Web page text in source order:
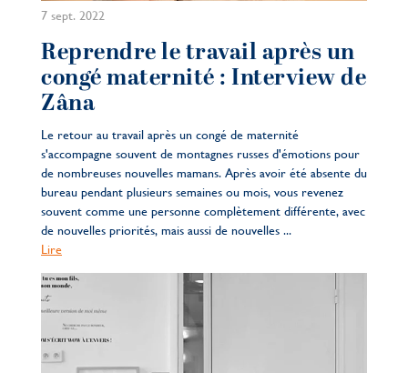
7 sept. 2022
Reprendre le travail après un
congé maternité : Interview de
Zâna
Le retour au travail après un congé de maternité
s'accompagne souvent de montagnes russes d'émotions pour
de nombreuses nouvelles mamans. Après avoir été absente du
bureau pendant plusieurs semaines ou mois, vous revenez
souvent comme une personne complètement différente, avec
de nouvelles priorités, mais aussi de nouvelles ...
Lire